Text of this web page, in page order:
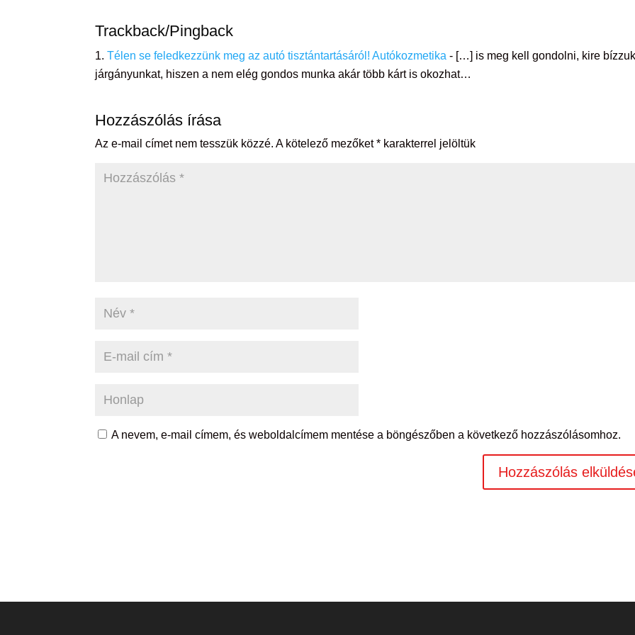
Trackback/Pingback
Télen se feledkezzünk meg az autó tisztántartásáról! Autókozmetika - […] is meg kell gondolni, kire
járgányunkat, hiszen a nem elég gondos munka akár több kárt is okozhat…
Hozzászólás írása
Az e-mail címet nem tesszük közzé. A kötelező mezőket* karakterrel jelöltük
A nevem, e-mail címem, és weboldalcímem mentése a böngészőben a következő hozzászólásomhoz.